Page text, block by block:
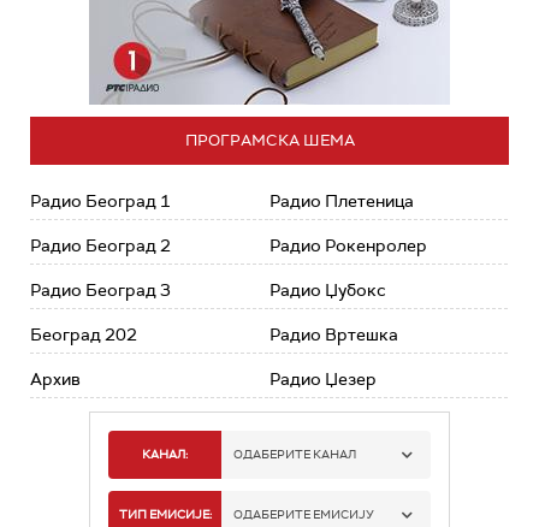
ПРОГРАМСКА ШЕМА
Радио Београд 1
Радио Београд 2
Радио Београд 3
Београд 202
Архив
Радио Плетеница
Радио Рокенролер
Радио Џубокс
Радио Вртешка
Радио Џезер
КАНАЛ: ОДАБЕРИТЕ КАНАЛ
РАДИО БЕОГРАД 1
ТИП ЕМИСИЈЕ: ОДАБЕРИТЕ ЕМИСИЈУ